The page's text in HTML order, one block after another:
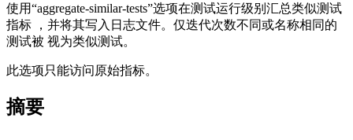
使用“aggregate-similar-tests”选项在测试运行级别汇总类似测试
指标 ，并将其写入日志文件。仅迭代次数不同或名称相同的
测试被 视为类似测试。
此选项只能访问原始指标。
摘要